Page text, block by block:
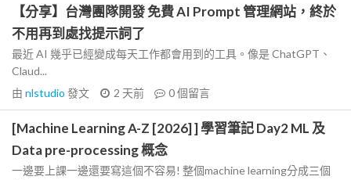
【分享】台灣團隊開發 免費 AI Prompt 管理網站，終於
不用再到處找提示詞了
最近 AI 幾乎已經變成每天工作都會用到的工具。像是 ChatGPT、
Claud...
由 nlstudio 發文 2 天前 0個留言
[Machine Learning A-Z [2026] ] 學習筆記 Day2 ML 及
Data pre-processing 概念
一邊要上課一邊還要寫這個不容易! 整個machine learning分成三個